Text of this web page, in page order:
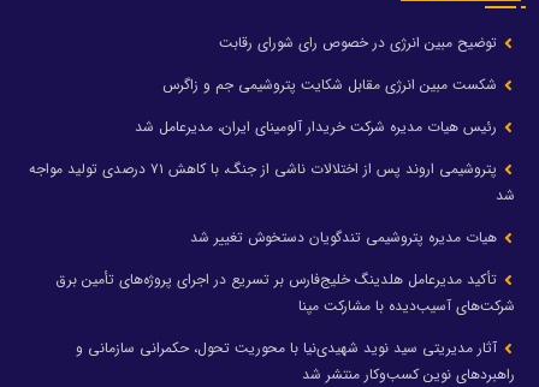
توضیح مبین انرژی در خصوص رای شورای رقابت
شکست مبین انرژی مقابل شکایت پتروشیمی جم و زاگرس
رئیس هیات مدیره شرکت خریدار آلومینای ایران، مدیرعامل شد
پتروشیمی اروند پس از اختلالات ناشی از جنگ، با کاهش ۷۱ درصدی تولید مواجه
شد
هیات مدیره پتروشیمی تندگویان دستخوش تغییر شد
تأکید مدیرعامل هلدینگ خلیج‌فارس بر تسریع در اجرای پروژه‌های تأمین برق
شرکت‌های آسیب‌دیده با مشارکت مپنا
آثار مدیریتی سید نوید شهیدی‌نیا با محوریت تحول، حکمرانی سازمانی و
راهبردهای نوین کسب‌وکار منتشر شد